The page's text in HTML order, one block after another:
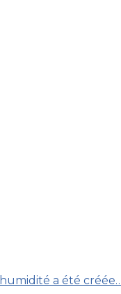
a été